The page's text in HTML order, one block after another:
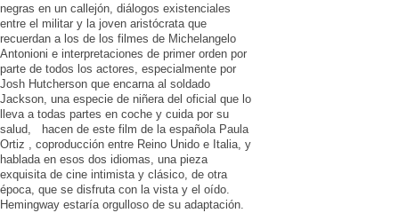
negras en un callejón, diálogos existenciales
entre el militar y la joven aristócrata que
recuerdan a los de los filmes de Michelangelo
Antonioni e interpretaciones de primer orden por
parte de todos los actores, especialmente por
Josh Hutcherson que encarna al soldado
Jackson, una especie de niñera del oficial que lo
lleva a todas partes en coche y cuida por su
salud, hacen de este film de la española Paula
Ortiz , coproducción entre Reino Unido e Italia, y
hablada en esos dos idiomas, una pieza
exquisita de cine intimista y clásico, de otra
época, que se disfruta con la vista y el oído.
Hemingway estaría orgulloso de su adaptación.